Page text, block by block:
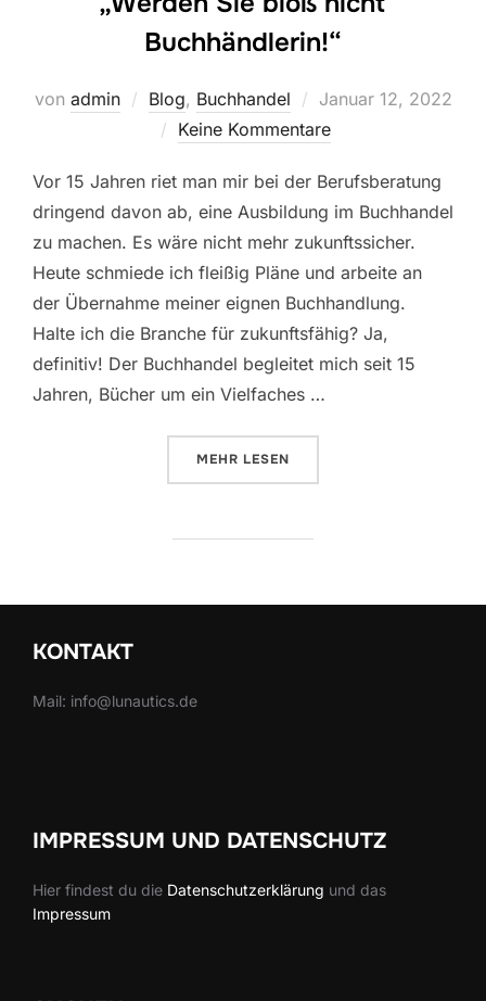
Buchhändlerin!“
von admin Blog, Buchhandel
Veröffentlicht
am
Januar 12, 2022
Keine Kommentare
Vor 15 Jahren riet man mir bei der Berufsberatung
dringend davon ab, eine Ausbildung im Buchhandel
zu machen. Es wäre nicht mehr zukunftssicher.
Heute schmiede ich fleißig Pläne und arbeite an
der Übernahme meiner eignen Buchhandlung.
Halte ich die Branche für zukunftsfähig? Ja,
definitiv! Der Buchhandel begleitet mich seit 15
Jahren, Bücher um ein Vielfaches …
MEHR ÜBER „„WERDEN SIE BLOSS
LESEN
KONTAKT
Mail: info@lunautics.de
IMPRESSUM UND DATENSCHUTZ
Hier findest du die Datenschutzerklärung und das
Impressum